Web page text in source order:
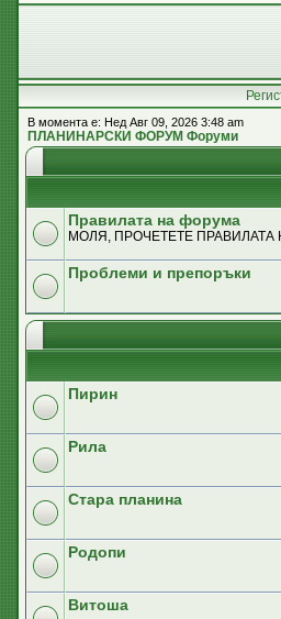
В момента е: Нед Авг 09, 2026 3:48 am
ПЛАНИНАРСКИ ФОРУМ Форуми
Правилата на форума
МОЛЯ, ПРОЧЕТЕТЕ
Проблеми и препоръки
Пирин
Рила
Стара планина
Родопи
Витоша